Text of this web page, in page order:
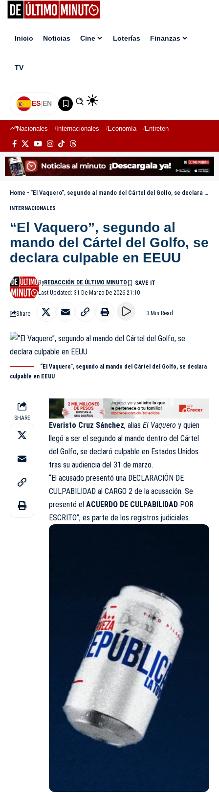
Inicio Noticias Cine Loterías Finanzas
TV
ES|EN
Nacionales Internacionales Economía Entretenimiento
Home - “El Vaquero”, segundo al mando del Cártel del Golfo, se declara culpable en EEUU
INTERNACIONALES
“El Vaquero”, segundo al
mando del Cártel del Golfo, se
declara culpable en EEUU
Last Updated: 31 De Marzo De 2026 21:10
ByREDACCIÓN DE ÚLTIMO MINUTO
Share 3 Min Read
“El Vaquero”, segundo al mando del Cártel del Golfo, se declara
culpable en EEUU
SHARE
Evaristo Cruz Sánchez, alias El Vaquero y quien
llegó a ser el segundo al mando dentro del Cártel
del Golfo, se declaró culpable en Estados Unidos
tras su audiencia del 31 de marzo.
“El acusado presentó una DECLARACIÓN DE
CULPABILIDAD al CARGO 2 de la acusación. Se
presentó el ACUERDO DE CULPABILIDAD POR
ESCRITO”, es parte de los registros judiciales.